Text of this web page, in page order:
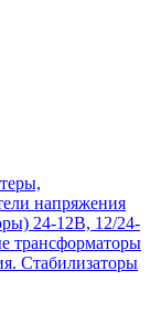
напряжения
24-12В, 12/24-
трансформаторы
Стабилизаторы